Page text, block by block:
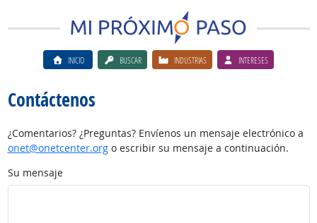
INICIO BUSCAR INDUSTRIAS INTERESES
Contáctenos
¿Comentarios? ¿Preguntas? Envíenos un mensaje electrónico a
onet@onetcenter.orgo escribir su mensaje a continuación.
Su mensaje